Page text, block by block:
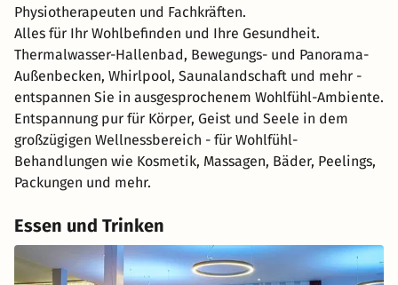
Physiotherapeuten und Fachkräften.
Alles für Ihr Wohlbefinden und Ihre Gesundheit.
Thermalwasser-Hallenbad, Bewegungs- und Panorama-
Außenbecken, Whirlpool, Saunalandschaft und mehr -
entspannen Sie in ausgesprochenem Wohlfühl-Ambiente.
Entspannung pur für Körper, Geist und Seele in dem
großzügigen Wellnessbereich - für Wohlfühl-
Behandlungen wie Kosmetik, Massagen, Bäder, Peelings,
Packungen und mehr.
Essen und Trinken